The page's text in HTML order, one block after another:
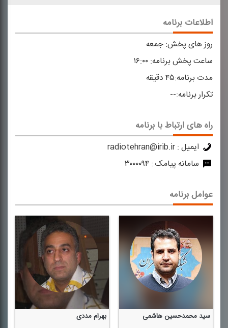
اطلاعات برنامه
روز های پخش:جمعه
ساعت پخش برنامه:
مدت برنامه:۴۵ دقیقه
تکرار برنامه:--
راه های ارتباط با برنامه
ایمیل :radiotehran@irib.ir
سامانه پیامک :۳۰۰۰۰۹۴
عوامل برنامه
سید محمدحسین هاشمی بهرام مددی